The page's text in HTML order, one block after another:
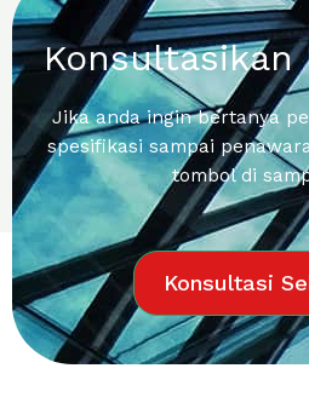
Konsultasikan
Jika anda ingin bertanya
spesifikasi sampai
tombol di
Konsultasi